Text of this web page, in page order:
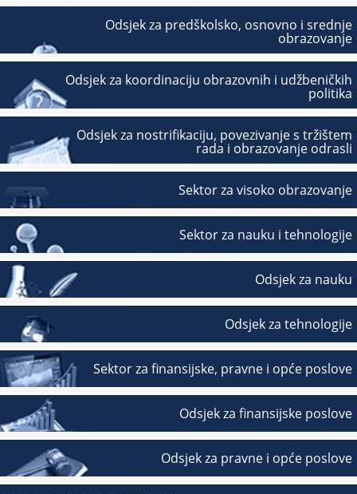
Odsjek za predškolsko, osnovno i srednje
obrazovanje
Odsjek za koordinaciju obrazovnih i udžbeničkih
politika
Odsjek za nostrifikaciju, povezivanje s tržištem
rada i obrazovanje odrasli
Sektor za visoko obrazovanje
Sektor za nauku i tehnologije
Odsjek za nauku
Odsjek za tehnologije
Sektor za finansijske, pravne i opće poslove
Odsjek za finansijske poslove
Odsjek za pravne i opće poslove